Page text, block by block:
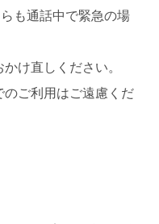
も通話中で緊急の場
け直しください。
ご利用はご遠慮くだ